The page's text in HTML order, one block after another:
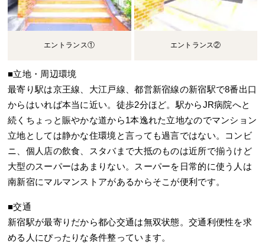
エントランス① エントランス②
■立地・周辺環境
最寄り駅は京王線、大江戸線、都営新宿線の新宿駅で8番出口
からはいれば本当に近い。徒歩2分ほど。駅からJR病院へと
続くちょっと賑やかな道から1本逸れた立地なのでマンション
立地としては静かな住環境と言っても過言ではない。コンビ
ニ、個人店の飲食、スタバまで大抵のものは近所で揃うけど
大型のスーパーはあまりない。スーパーを日常的に使う人は
南新宿にマルマンストアがあるからそこが便利です。
■交通
新宿駅が最寄りだから都心交通は無双状態。交通利便性を求
める人にぴったりな条件整っています。